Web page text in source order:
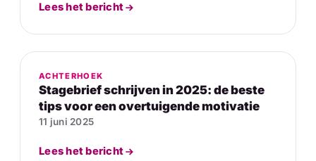
Lees het bericht
ACHTERHOEK
Stagebrief schrijven in 2025: de beste
tips voor een overtuigende motivatie
11 juni 2025
Lees het bericht